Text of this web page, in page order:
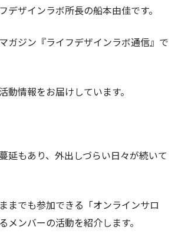
デザインラボ所長の船本由佳です。
ガジン『ライフデザインラボ通信』で
動情報をお届けしています。
延もあり、外出しづらい日々が続いて
までも参加できる「オンラインサロ
メンバーの活動を紹介します。